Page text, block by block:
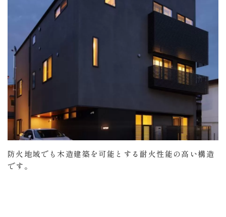
防火地域でも木造建築を可能とする耐火性能の高い構造
です。